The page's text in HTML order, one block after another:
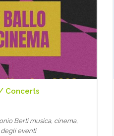
Concerts
Berti musica, cinema,
eventi